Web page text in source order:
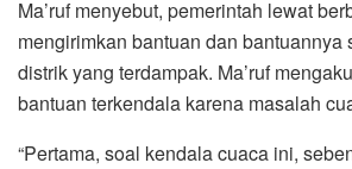
Ma’ruf menyebut, pemerintah lewat
mengirimkan bantuan dan bantuannya
distrik yang terdampak. Ma’ruf
bantuan terkendala karena masalah
“Pertama, soal kendala cuaca ini,